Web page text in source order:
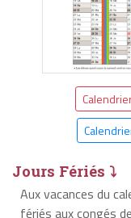
Jours Fériés ⤵
Aux vacances du
fériés aux congés